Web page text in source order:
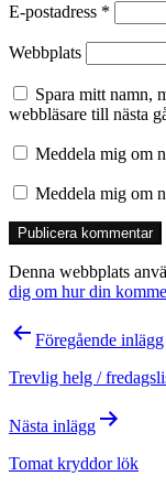
E-postadress *
Webbplats
Spara mitt namn,
webbläsare till nästa
Meddela mig om
Meddela mig om
Denna webbplats
dig om hur din
Föregående inlägg
Trevlig helg /
Nästa inlägg
Tomat kryddor lök